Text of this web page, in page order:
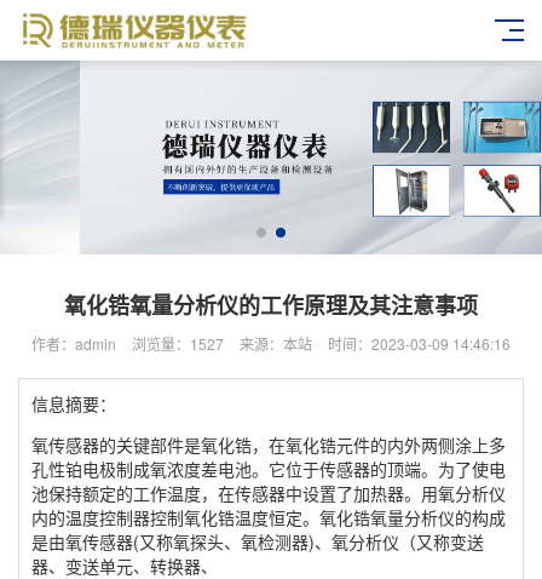
氧化锆氧量分析仪的工作原理及其注意事项
作者：admin 浏览量：1527 来源：本站 时间：2023-03-09 14:46:16
信息摘要：
氧传感器的关键部件是氧化锆，在氧化锆元件的内外两侧涂上多
孔性铂电极制成氧浓度差电池。它位于传感器的顶端。为了使电
池保持额定的工作温度，在传感器中设置了加热器。用氧分析仪
内的温度控制器控制氧化锆温度恒定。氧化锆氧量分析仪的构成
是由氧传感器(又称氧探头、氧检测器)、氧分析仪（又称变送
器、变送单元、转换器、